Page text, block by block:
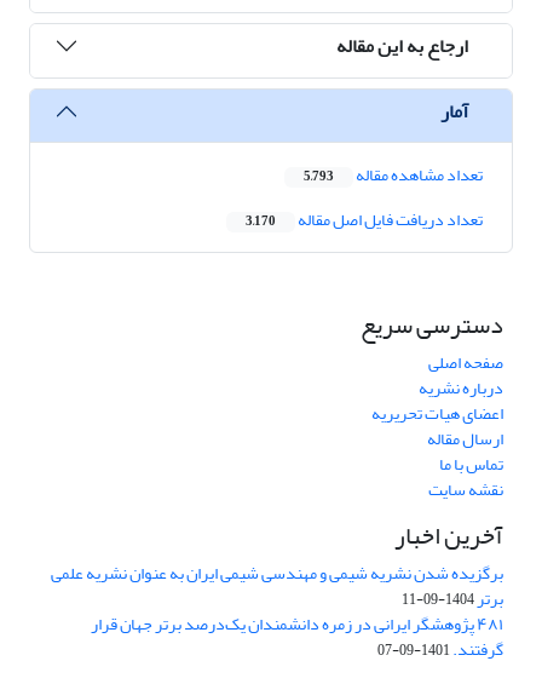
ارجاع به این مقاله
آمار
تعداد مشاهده مقاله 5,793
تعداد دریافت فایل اصل مقاله 3,170
دسترسی سریع
صفحه اصلی
درباره نشریه
اعضای هیات تحریریه
ارسال مقاله
تماس با ما
نقشه سایت
آخرین اخبار
برگزیده شدن نشریه شیمی و مهندسی شیمی ایران به عنوان نشریه علمی
برتر1404-09-11
۴۸۱ پژوهشگر ایرانی در زمره دانشمندان یک‌درصد برتر جهان قرار
گرفتند.1401-09-07